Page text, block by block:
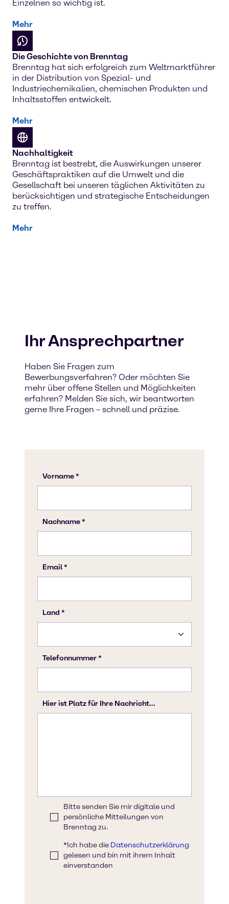
Einzelnen so wichtig ist.
Mehr
Die Geschichte von Brenntag
Brenntag hat sich erfolgreich zum Weltmarktführer
in der Distribution von Spezial- und
Industriechemikalien, chemischen Produkten und
Inhaltsstoffen entwickelt.
Mehr
Nachhaltigkeit
Brenntag ist bestrebt, die Auswirkungen unserer
Geschäftspraktiken auf die Umwelt und die
Gesellschaft bei unseren täglichen Aktivitäten zu
berücksichtigen und strategische Entscheidungen
zu treffen.
Mehr
Ihr Ansprechpartner
Haben Sie Fragen zum
Bewerbungsverfahren? Oder möchten Sie
mehr über offene Stellen und Möglichkeiten
erfahren? Melden Sie sich, wir beantworten
gerne Ihre Fragen – schnell und präzise.